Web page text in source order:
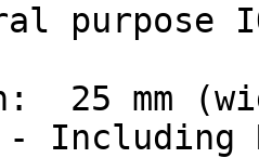
25 mm
Including